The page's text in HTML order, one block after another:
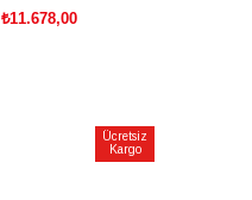
₺11.678,00
Ücretsiz
Kargo